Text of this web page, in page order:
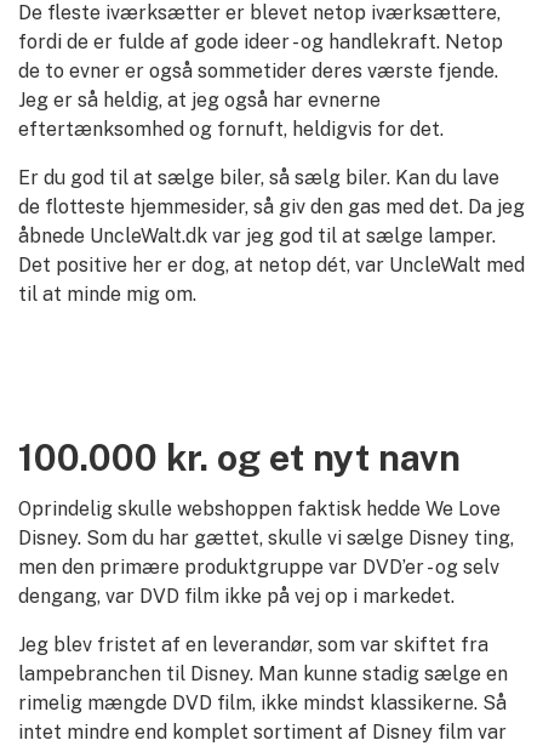
De fleste iværksætter er blevet netop iværksættere,
fordi de er fulde af gode ideer - og handlekraft. Netop
de to evner er også sommetider deres værste fjende.
Jeg er så heldig, at jeg også har evnerne
eftertænksomhed og fornuft, heldigvis for det.
Er du god til at sælge biler, så sælg biler. Kan du lave
de flotteste hjemmesider, så giv den gas med det. Da jeg
åbnede UncleWalt.dk var jeg god til at sælge lamper.
Det positive her er dog, at netop dét, var UncleWalt med
til at minde mig om.
100.000 kr. og et nyt navn
Oprindelig skulle webshoppen faktisk hedde We Love
Disney. Som du har gættet, skulle vi sælge Disney ting,
men den primære produktgruppe var DVD’er - og selv
dengang, var DVD film ikke på vej op i markedet.
Jeg blev fristet af en leverandør, som var skiftet fra
lampebranchen til Disney. Man kunne stadig sælge en
rimelig mængde DVD film, ikke mindst klassikerne. Så
intet mindre end komplet sortiment af Disney film var